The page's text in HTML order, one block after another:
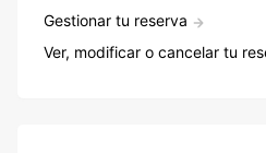
Gestionar tu reserva
Ver, modificar o cancelar tu